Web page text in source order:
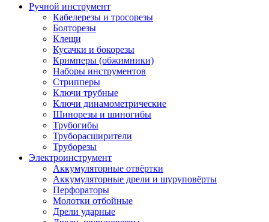
Ручной инструмент
Кабелерезы и тросорезы
Болторезы
Клещи
Кусачки и бокорезы
Кримперы (обжимники)
Наборы инструментов
Стрипперы
Ключи трубные
Ключи динамометрические
Шинорезы и шиногибы
Трубогибы
Труборасширители
Труборезы
Электроинструмент
Аккумуляторные отвёртки
Аккумуляторные дрели и шуруповёрты
Перфораторы
Молотки отбойные
Дрели ударные